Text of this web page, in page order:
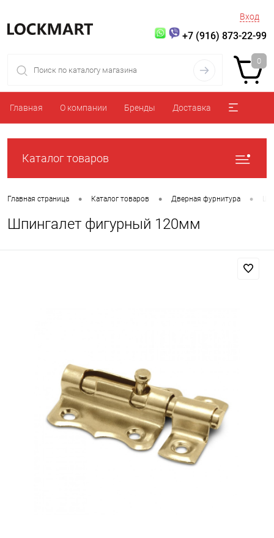
Вход
+7 (916) 873-22-99
0
Главная О компании Бренды Доставка
Каталог товаров
Главная страница • Каталог товаров • Дверная фурнитура •
Шпингалет фигурный 120мм